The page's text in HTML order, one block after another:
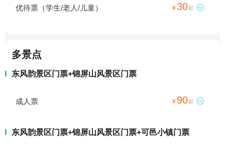
优待票（学生/老人/儿童） ¥30起 
多景点
东风韵景区门票+锦屏山风景区门票
成人票 ¥ 90起 
东风韵景区门票+锦屏山风景区门票+可邑小镇门票